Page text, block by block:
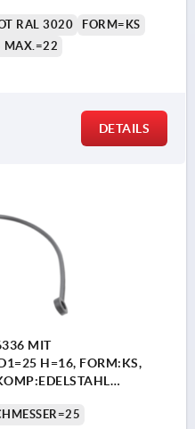
RAL 3020
FORM=KS
MAX.=22
DETAILS
MIT
H=16, FORM:KS,